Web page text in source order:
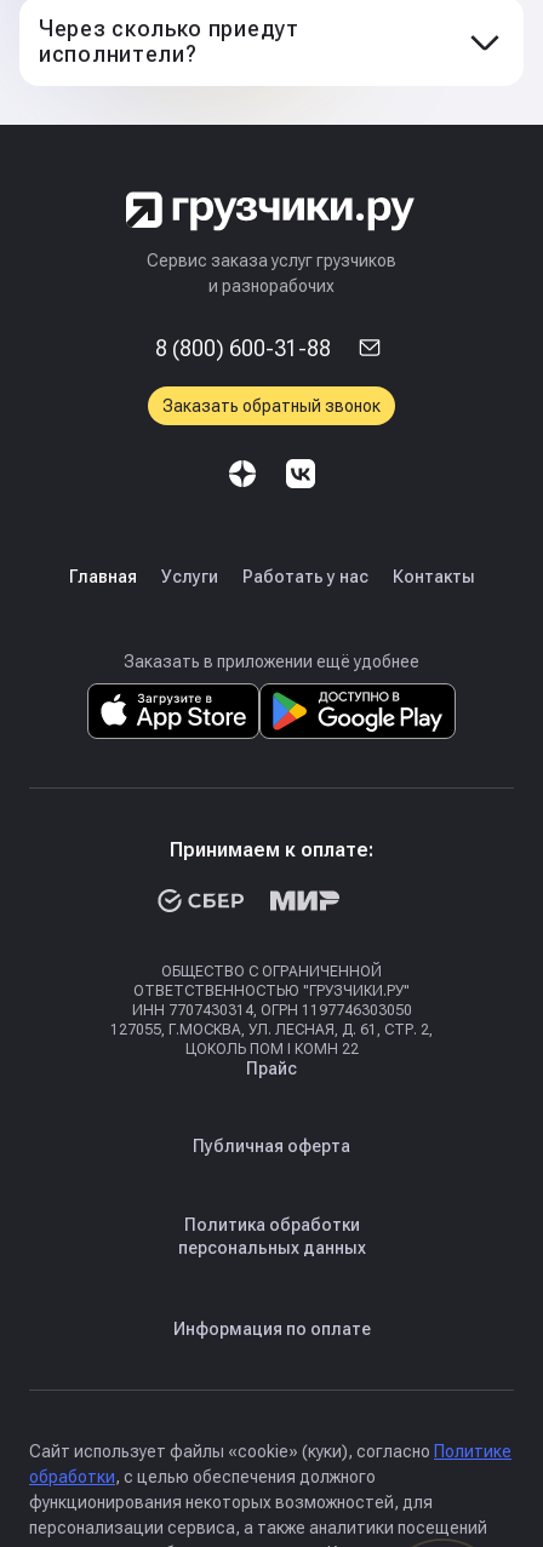
Через сколько приедут
исполнители?
Сервис заказа услуг грузчиков
и разнорабочих
8 (800) 600-31-88
Заказать обратный звонок
Главная Услуги Работать у нас Контакты
Заказать в приложении ещё удобнее
Принимаем к оплате:
ОБЩЕСТВО С ОГРАНИЧЕННОЙ
ОТВЕТСТВЕННОСТЬЮ "ГРУЗЧИКИ.РУ"
ИНН 7707430314, ОГРН 1197746303050
127055, Г.МОСКВА, УЛ. ЛЕСНАЯ, Д. 61, СТР. 2,
ЦОКОЛЬ ПОМ I КОМН 22
Прайс
Публичная оферта
Политика обработки
персональных данных
Информация по оплате
Сайт использует файлы «cookie» (куки), согласно Политике
обработки, с целью обеспечения должного
функционирования некоторых возможностей, для
персонализации сервиса, а также аналитики посещений